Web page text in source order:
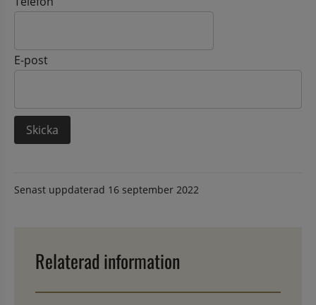
E-post
Senast uppdaterad 16 september 2022
Relaterad information